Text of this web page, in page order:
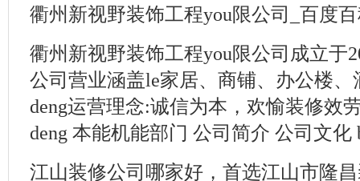
衢州新视野装饰工程you限公司_百度
衢州新视野装饰工程you限公司成立于
公司营业涵盖le家居、商铺、办公楼、
deng运营理念:诚信为本，欢愉装修效
deng 本能机能部门 公司简介 公司文化
江山装修公司哪家好，首选江山市隆